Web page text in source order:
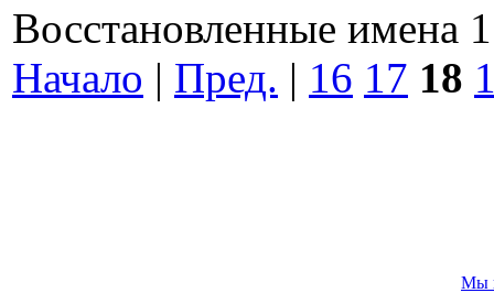
Восстановленные имена
Начало | Пред. | 16 17 18
Мы